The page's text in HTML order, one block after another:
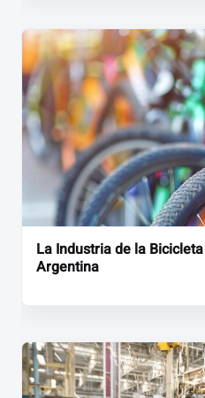
La Industria de la
Argentina